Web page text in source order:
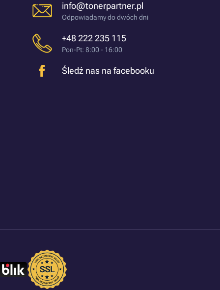
info@tonerpartner.pl
Odpowiadamy do dwóch dni
+48 222 235 115
Pon-Pt: 8:00 - 16:00
Śledź nas na facebooku